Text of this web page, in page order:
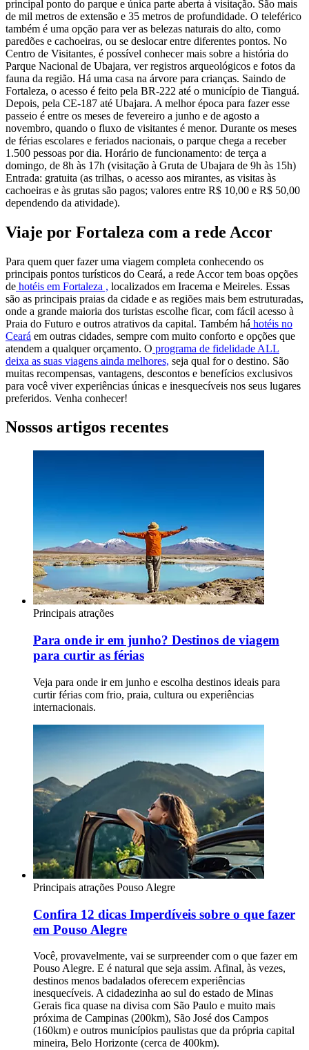
principal ponto do parque e única parte aberta à visitação. São mais
de mil metros de extensão e 35 metros de profundidade. O teleférico
também é uma opção para ver as belezas naturais do alto, como
paredões e cachoeiras, ou se deslocar entre diferentes pontos. No
Centro de Visitantes, é possível conhecer mais sobre a história do
Parque Nacional de Ubajara, ver registros arqueológicos e fotos da
fauna da região. Há uma casa na árvore para crianças. Saindo de
Fortaleza, o acesso é feito pela BR-222 até o município de Tianguá.
Depois, pela CE-187 até Ubajara. A melhor época para fazer esse
passeio é entre os meses de fevereiro a junho e de agosto a
novembro, quando o fluxo de visitantes é menor. Durante os meses
de férias escolares e feriados nacionais, o parque chega a receber
1.500 pessoas por dia. Horário de funcionamento: de terça a
domingo, de 8h às 17h (visitação à Gruta de Ubajara de 9h às 15h)
Entrada: gratuita (as trilhas, o acesso aos mirantes, as visitas às
cachoeiras e às grutas são pagos; valores entre R$ 10,00 e R$ 50,00
dependendo da atividade).
Viaje por Fortaleza com a rede Accor
Para quem quer fazer uma viagem completa conhecendo os
principais pontos turísticos do Ceará, a rede Accor tem boas opções
de hotéis em Fortaleza , localizados em Iracema e Meireles. Essas
são as principais praias da cidade e as regiões mais bem estruturadas,
onde a grande maioria dos turistas escolhe ficar, com fácil acesso à
Praia do Futuro e outros atrativos da capital. Também há hotéis no
Ceará em outras cidades, sempre com muito conforto e opções que
atendem a qualquer orçamento. O programa de fidelidade ALL
deixa as suas viagens ainda melhores, seja qual for o destino. São
muitas recompensas, vantagens, descontos e benefícios exclusivos
para você viver experiências únicas e inesquecíveis nos seus lugares
preferidos. Venha conhecer!
Nossos artigos recentes
Principais atrações
Para onde ir em junho? Destinos de viagem
para curtir as férias
Veja para onde ir em junho e escolha destinos ideais para
curtir férias com frio, praia, cultura ou experiências
internacionais.
Principais atrações Pouso Alegre
Confira 12 dicas Imperdíveis sobre o que fazer
em Pouso Alegre
Você, provavelmente, vai se surpreender com o que fazer em
Pouso Alegre. E é natural que seja assim. Afinal, às vezes,
destinos menos badalados oferecem experiências
inesquecíveis. A cidadezinha ao sul do estado de Minas
Gerais fica quase na divisa com São Paulo e muito mais
próxima de Campinas (200km), São José dos Campos
(160km) e outros municípios paulistas que da própria capital
mineira, Belo Horizonte (cerca de 400km).